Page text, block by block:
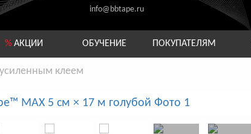
info@bbtape.ru
% АКЦИИ ОБУЧЕНИЕ ПОКУПАТЕЛЯМ
клеем